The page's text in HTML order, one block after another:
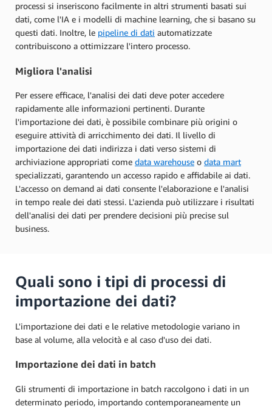
processi si inseriscono facilmente in altri strumenti basati sui
dati, come l'IA e i modelli di machine learning, che si basano su
questi dati. Inoltre, le pipeline di dati automatizzate
contribuiscono a ottimizzare l'intero processo.
Migliora l'analisi
Per essere efficace, l'analisi dei dati deve poter accedere
rapidamente alle informazioni pertinenti. Durante
l'importazione dei dati, è possibile combinare più origini o
eseguire attività di arricchimento dei dati. Il livello di
importazione dei dati indirizza i dati verso sistemi di
archiviazione appropriati come data warehouse o data mart
specializzati, garantendo un accesso rapido e affidabile ai dati.
L'accesso on demand ai dati consente l'elaborazione e l'analisi
in tempo reale dei dati stessi. L'azienda può utilizzare i risultati
dell'analisi dei dati per prendere decisioni più precise sul
business.
Quali sono i tipi di processi di
importazione dei dati?
L'importazione dei dati e le relative metodologie variano in
base al volume, alla velocità e al caso d'uso dei dati.
Importazione dei dati in batch
Gli strumenti di importazione in batch raccolgono i dati in un
determinato periodo, importando contemporaneamente un